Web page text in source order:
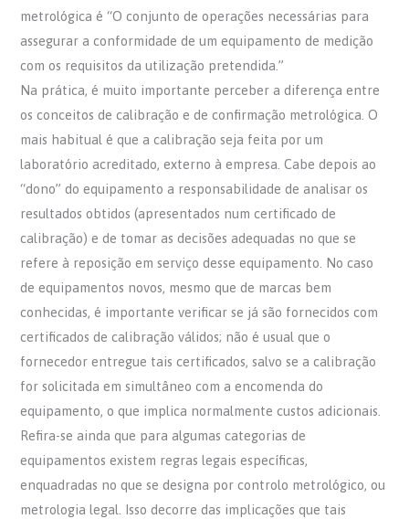
metrológica é “O conjunto de operações necessárias para
assegurar a conformidade de um equipamento de medição
com os requisitos da utilização pretendida.”
Na prática, é muito importante perceber a diferença entre
os conceitos de calibração e de confirmação metrológica. O
mais habitual é que a calibração seja feita por um
laboratório acreditado, externo à empresa. Cabe depois ao
“dono” do equipamento a responsabilidade de analisar os
resultados obtidos (apresentados num certificado de
calibração) e de tomar as decisões adequadas no que se
refere à reposição em serviço desse equipamento. No caso
de equipamentos novos, mesmo que de marcas bem
conhecidas, é importante verificar se já são fornecidos com
certificados de calibração válidos; não é usual que o
fornecedor entregue tais certificados, salvo se a calibração
for solicitada em simultâneo com a encomenda do
equipamento, o que implica normalmente custos adicionais.
Refira-se ainda que para algumas categorias de
equipamentos existem regras legais específicas,
enquadradas no que se designa por controlo metrológico, ou
metrologia legal. Isso decorre das implicações que tais